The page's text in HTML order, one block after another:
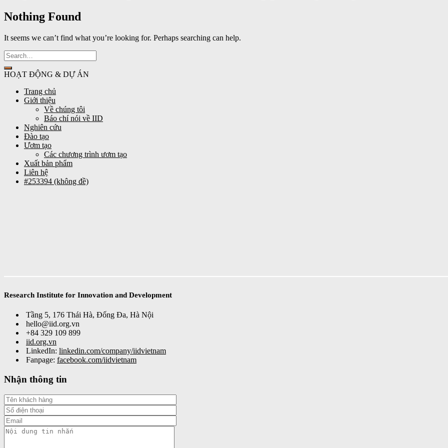
Nothing Found
It seems we can’t find what you’re looking for. Perhaps searching can help.
HOẠT ĐỘNG & DỰ ÁN
Trang chủ
Giới thiệu
Về chúng tôi
Báo chí nói về IID
Nghiên cứu
Đào tạo
Ươm tạo
Các chương trình ươm tạo
Xuất bản phẩm
Liên hệ
#253394 (không đề)
Research Institute for Innovation and Development
Tầng 5, 176 Thái Hà, Đống Đa, Hà Nội
hello@iid.org.vn
+84 329 109 899
iid.org.vn
LinkedIn: linkedin.com/company/iidvietnam
Fanpage: facebook.com/iidvietnam
Nhận thông tin